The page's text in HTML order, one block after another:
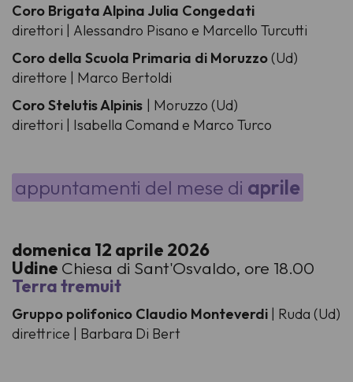
Coro Brigata Alpina Julia Congedati
direttori | Alessandro Pisano e Marcello Turcutti
Coro della Scuola Primaria di Moruzzo(Ud)
direttore | Marco Bertoldi
Coro Stelutis Alpinis | Moruzzo (Ud)
direttori | Isabella Comand e Marco Turco
appuntamenti del mese di aprile
domenica 12 aprile 2026
Udine Chiesa di Sant'Osvaldo, ore 18.00
Terra tremuit
Gruppo polifonico Claudio Monteverdi | Ruda (Ud)
direttrice | Barbara Di Bert